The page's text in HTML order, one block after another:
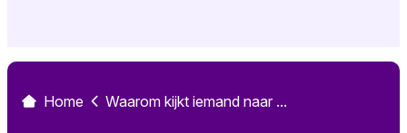
Home Waarom kijkt iemand naar ...